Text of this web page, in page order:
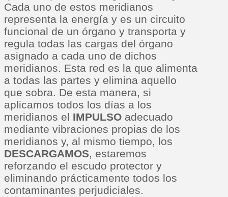
Cada uno de estos meridianos
representa la energía y es un circuito
funcional de un órgano y transporta y
regula todas las cargas del órgano
asignado a cada uno de dichos
meridianos. Esta red es la que alimenta
a todas las partes y elimina aquello
que sobra. De esta manera, si
aplicamos todos los días a los
meridianos el IMPULSO adecuado
mediante vibraciones propias de los
meridianos y, al mismo tiempo, los
DESCARGAMOS, estaremos
reforzando el escudo protector y
eliminando prácticamente todos los
contaminantes perjudiciales.